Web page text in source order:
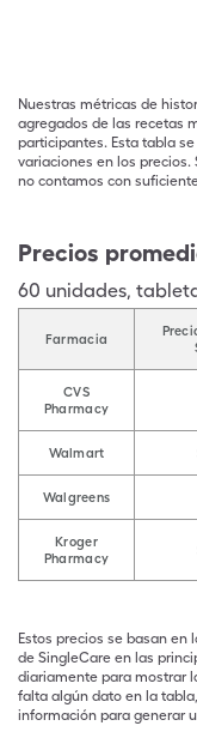
Nuestras métricas de
agregados de las recetas
participantes. Esta tabla
variaciones en los
no contamos con
Precios
60 unidades,
Farmacia
CVS
Pharmacy
Walmart
Walgreens
Kroger
Pharmacy
Estos precios se basan
de SingleCare en las
diariamente para mostrar
falta algún dato en la
información para generar